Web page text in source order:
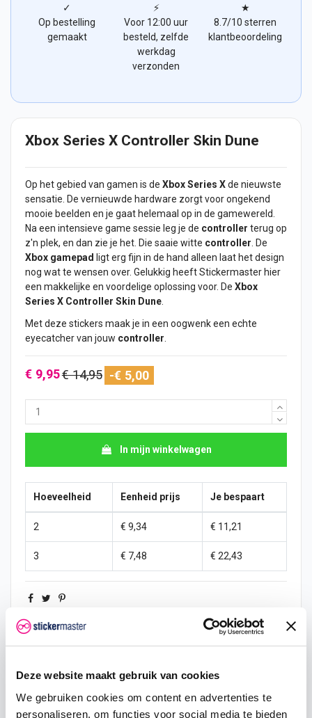
Deze website maakt gebruik van cookies
We gebruiken cookies om content en advertenties te
personaliseren, om functies voor social media te bieden
✓
Op bestelling
gemaakt
⚡
Voor 12:00 uur
besteld, zelfde
werkdag
verzonden
★
8.7/10 sterren
klantbeoordeling
Xbox Series X Controller Skin Dune
Op het gebied van gamen is de Xbox Series Xde nieuwste
sensatie. De vernieuwde hardware zorgt voor ongekend
mooie beelden en je gaat helemaal op in de gamewereld.
Na een intensieve game sessie leg je de controller terug op
z'n plek, en dan zie je het. Die saaie witte controller . De
Xbox gamepad ligt erg fijn in de hand alleen laat het design
nog wat te wensen over. Gelukkig heeft Stickermaster hier
een makkelijke en voordelige oplossing voor. De Xbox
Series X Controller Skin Dune
Met deze stickers maak je in een oogwenk een echte
eyecatcher van jouw controller.
€ 9,95€ 14,95 -€ 5,00
In mijn winkelwagen
Hoeveelheid Eenheid prijs Je bespaart
2 € 9,34 € 11,21
3 € 7,48 € 22,43
Omschrijving
Product details